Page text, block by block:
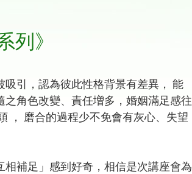
列》
引，認為彼此性格背景有差異， 能
角色改變、責任増多，婚姻滿足感往
， 磨合的過程少不免會有灰心、失望
補足」感到好奇，相信是次講座會為